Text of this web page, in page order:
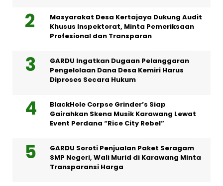
Masyarakat Desa Kertajaya Dukung Audit
Khusus Inspektorat, Minta Pemeriksaan
Profesional dan Transparan
GARDU Ingatkan Dugaan Pelanggaran
Pengelolaan Dana Desa Kemiri Harus
Diproses Secara Hukum
BlackHole Corpse Grinder’s Siap
Gairahkan Skena Musik Karawang Lewat
Event Perdana “Rice City Rebel”
GARDU Soroti Penjualan Paket Seragam
SMP Negeri, Wali Murid di Karawang Minta
Transparansi Harga